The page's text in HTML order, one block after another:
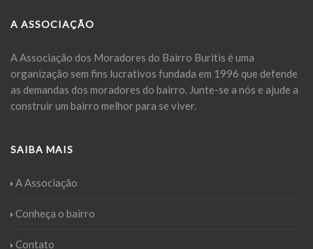
A ASSOCIAÇÃO
A Associação dos Moradores do Bairro Buritis é uma
organização sem fins lucrativos fundada em 1996 que defende
as demandas dos moradores do bairro. Junte-se a nós e ajude a
construir um bairro melhor para se viver.
SAIBA MAIS
A Associação
Conheça o bairro
Contato